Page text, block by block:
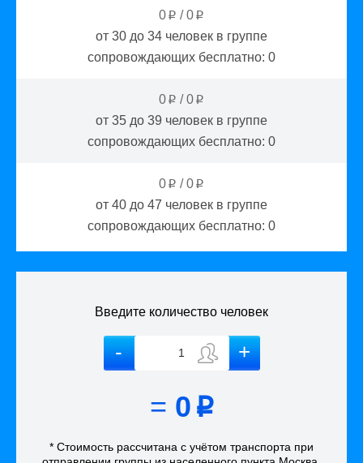
0 p /0 p
от 30 до 34 человек в группе
сопровождающих бесплатно: 0
0 p /0 p
от 35 до 39 человек в группе
сопровождающих бесплатно: 0
0 p /0 p
от 40 до 47 человек в группе
сопровождающих бесплатно: 0
Введите количество человек
= 0 p
* Стоимость рассчитана с учётом транспорта при